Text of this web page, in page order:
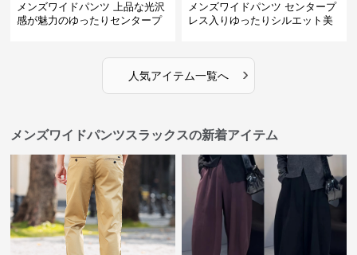
メンズワイドパンツ 上品な光沢
感が魅力のゆったりセンタープ
メンズワイドパンツ センタープ
レス入りゆったりシルエット美
人気アイテム一覧へ ›
メンズワイドパンツスラックスの新着アイテム